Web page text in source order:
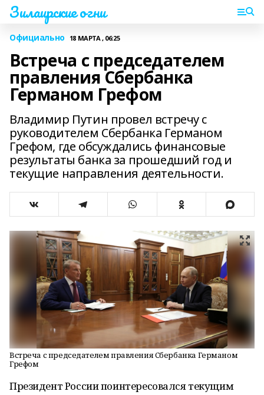
Зилаирские огни
Официально 18 МАРТА , 06:25
Встреча с председателем
правления Сбербанка
Германом Грефом
Владимир Путин провел встречу с
руководителем Сбербанка Германом
Грефом, где обсуждались финансовые
результаты банка за прошедший год и
текущие направления деятельности.
Встреча с председателем правления Сбербанка Германом
Грефом
Президент России поинтересовался текущим